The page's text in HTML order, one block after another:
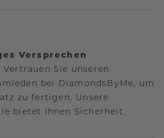
Versprechen
Sie unseren
bei DiamondsByMe, um
zu fertigen. Unsere
bietet Ihnen Sicherheit.